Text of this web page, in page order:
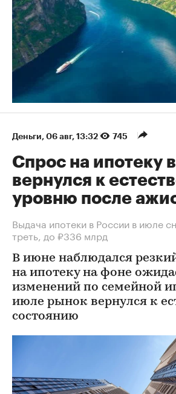
Деньги⁠, 06 авг, 13:32 745
Спрос на ипотеку
вернулся к
уровню после
Выдача ипотеки в России в июле
треть, до ₽336 млрд
В июне наблюдался
на ипотеку на фоне
изменений по семейной
июле рынок вернулся к
состоянию